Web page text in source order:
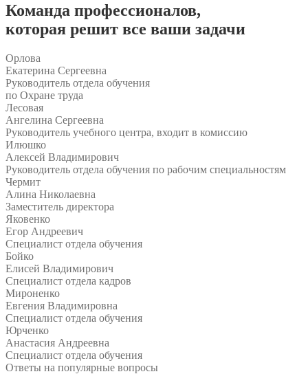
Команда профессионалов,
которая решит все ваши задачи
Орлова
Екатерина Сергеевна
Руководитель отдела обучения
по Охране труда
Лесовая
Ангелина Сергеевна
Руководитель учебного центра, входит в комиссию
Илюшко
Алексей Владимирович
Руководитель отдела обучения по рабочим специальностям
Чермит
Алина Николаевна
Заместитель директора
Яковенко
Егор Андреевич
Специалист отдела обучения
Бойко
Елисей Владимирович
Специалист отдела кадров
Мироненко
Евгения Владимировна
Специалист отдела обучения
Юрченко
Анастасия Андреевна
Специалист отдела обучения
Ответы на популярные вопросы